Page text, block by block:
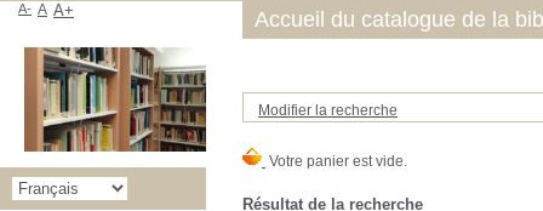
Modifier la recherche
Résultat de la recherche
Accueil du catalogue de la
A- A A+